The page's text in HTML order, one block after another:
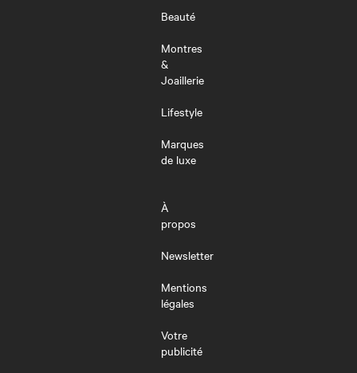
Beauté
Montres
&
Joaillerie
Lifestyle
Marques
de luxe
À
propos
Newsletter
Mentions
légales
Votre
publicité